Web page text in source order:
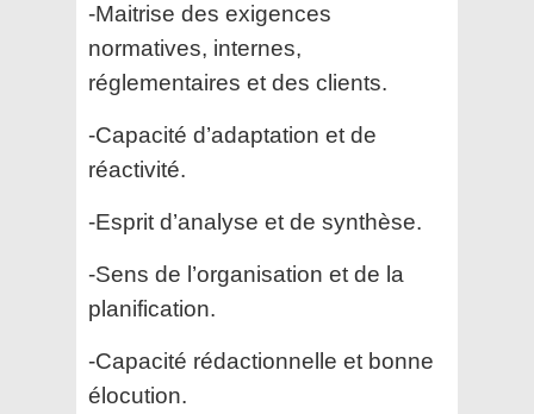
-Maitrise des exigences
normatives, internes,
réglementaires et des clients.
-Capacité d’adaptation et de
réactivité.
-Esprit d’analyse et de synthèse.
-Sens de l’organisation et de la
planification.
-Capacité rédactionnelle et bonne
élocution.